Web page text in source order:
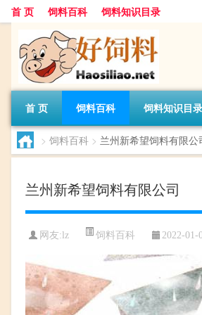
首 页 饲料百科 饲料知识目录
首 页 饲料百科 饲料知识目录
> 饲料百科 > 兰州新希望饲料有限公
兰州新希望饲料有限公司
网友: lz 饲料百科 2022-01-